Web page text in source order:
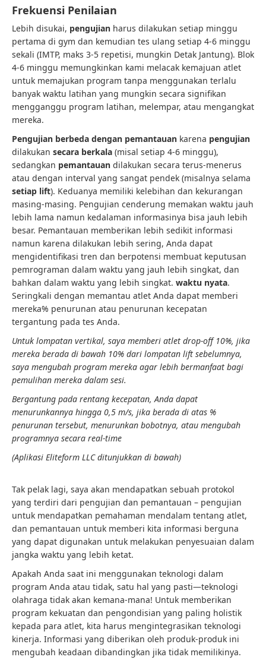
Frekuensi Penilaian
Lebih disukai, pengujian harus dilakukan setiap minggu
pertama di gym dan kemudian tes ulang setiap 4-6 minggu
sekali (IMTP, maks 3-5 repetisi, mungkin Detak Jantung). Blok
4-6 minggu memungkinkan kami melacak kemajuan atlet
untuk memajukan program tanpa menggunakan terlalu
banyak waktu latihan yang mungkin secara signifikan
mengganggu program latihan, melempar, atau mengangkat
mereka.
Pengujian berbeda dengan pemantauan karena pengujian
dilakukan secara berkala (misal setiap 4-6 minggu),
sedangkan pemantauan dilakukan secara terus-menerus
atau dengan interval yang sangat pendek (misalnya selama
setiap lift). Keduanya memiliki kelebihan dan kekurangan
masing-masing. Pengujian cenderung memakan waktu jauh
lebih lama namun kedalaman informasinya bisa jauh lebih
besar. Pemantauan memberikan lebih sedikit informasi
namun karena dilakukan lebih sering, Anda dapat
mengidentifikasi tren dan berpotensi membuat keputusan
pemrograman dalam waktu yang jauh lebih singkat, dan
bahkan dalam waktu yang lebih singkat. waktu nyata.
Seringkali dengan memantau atlet Anda dapat memberi
mereka% penurunan atau penurunan kecepatan
tergantung pada tes Anda.
Untuk lompatan vertikal, saya memberi atlet drop-off 10%, jika
mereka berada di bawah 10% dari lompatan lift sebelumnya,
saya mengubah program mereka agar lebih bermanfaat bagi
pemulihan mereka dalam sesi.
Bergantung pada rentang kecepatan, Anda dapat
menurunkannya hingga 0,5 m/s, jika berada di atas %
penurunan tersebut, menurunkan bobotnya, atau mengubah
programnya secara real-time
(Aplikasi Eliteform LLC ditunjukkan di bawah)
Tak pelak lagi, saya akan mendapatkan sebuah protokol
yang terdiri dari pengujian dan pemantauan – pengujian
untuk mendapatkan pemahaman mendalam tentang atlet,
dan pemantauan untuk memberi kita informasi berguna
yang dapat digunakan untuk melakukan penyesuaian dalam
jangka waktu yang lebih ketat.
Apakah Anda saat ini menggunakan teknologi dalam
program Anda atau tidak, satu hal yang pasti—teknologi
olahraga tidak akan kemana-mana! Untuk memberikan
program kekuatan dan pengondisian yang paling holistik
kepada para atlet, kita harus mengintegrasikan teknologi
kinerja. Informasi yang diberikan oleh produk-produk ini
mengubah keadaan dibandingkan jika tidak memilikinya.